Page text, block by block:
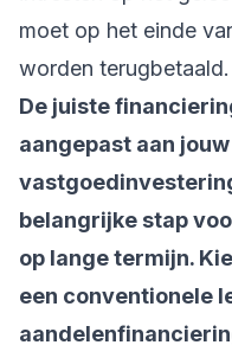
moet op het einde
worden terugbetaald.
De juiste
aangepast aan
belangrijke stap
op lange termijn.
een conventionele